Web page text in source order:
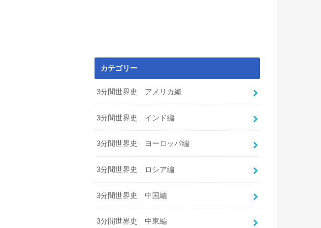
カテゴリー
3分間世界史 アメリカ編
3分間世界史 インド編
3分間世界史 ヨーロッパ編
3分間世界史 ロシア編
3分間世界史 中国編
3分間世界史 中東編